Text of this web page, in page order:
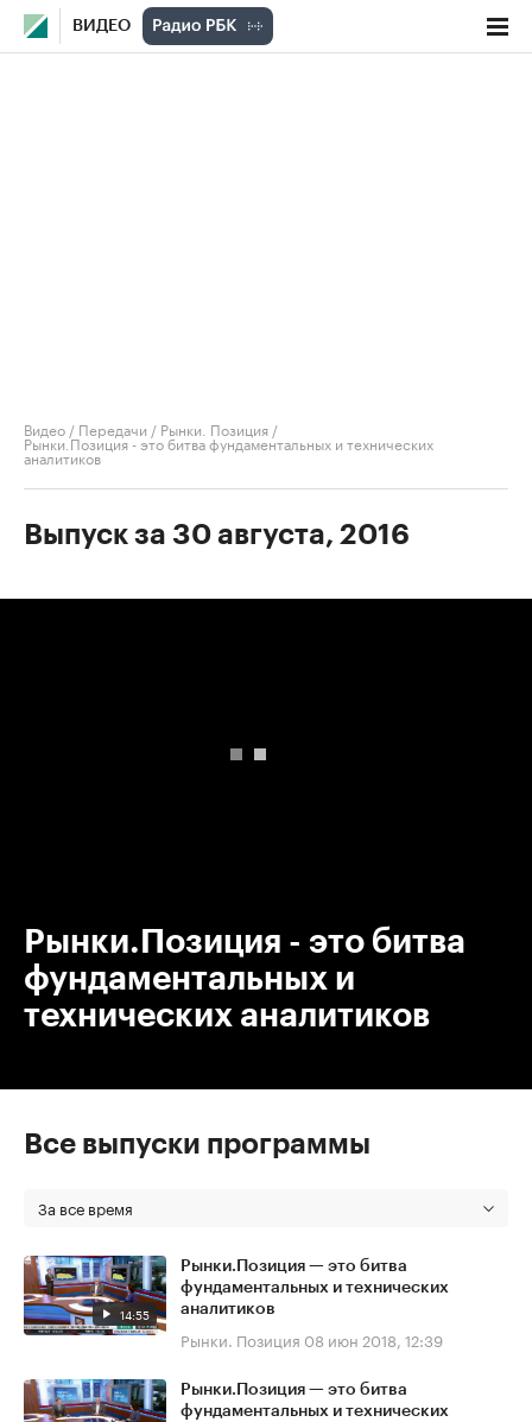
ВИДЕО
Видео / Передачи / Рынки. Позиция /
Рынки.Позиция - это битва фундаментальных и технических
аналитиков
Выпуск за 30 августа, 2016
Рынки.Позиция - это битва
фундаментальных и
технических аналитиков
Все выпуски программы
За все время
14:55
Рынки.Позиция — это битва
фундаментальных и технических
аналитиков
Рынки. Позиция 08 июн 2018, 12:39
Рынки.Позиция — это битва
фундаментальных и технических